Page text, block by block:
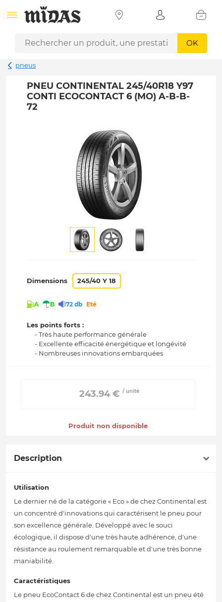
OK
pneus
PNEU CONTINENTAL 245/40R18 Y97
CONTI ECOCONTACT 6 (MO) A-B-B-
72
Dimensions 245/40 Y 18
A B 72 db Eté
Les points forts :
- Très haute performance générale
- Excellente efficacité énergétique et longévité
- Nombreuses innovations embarquées
243.94 € / unité
Produit non disponible
Description
Utilisation
Le dernier né de la catégorie « Eco » de chez Continental est
un concentré d'innovations qui caractérisent le pneu pour
son excellence générale. Développé avec le souci
écologique, il dispose d'une très haute adhérence, d'une
résistance au roulement remarquable et d'une très bonne
maniabilité.
Caractéristiques
Le pneu EcoContact 6 de chez Continental est un pneu été